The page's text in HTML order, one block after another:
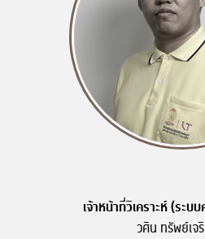
เจ้าหน้าที่วิเคราะห์ (ระบ
วศิน ทรัพย์เจ